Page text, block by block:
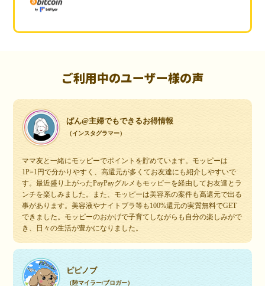
ご利用中のユーザー様の声
ぱん@主婦でもできるお得情報
（インスタグラマー）
ママ友と一緒にモッピーでポイントを貯めています。モッピーは
1P=1円で分かりやすく、高還元が多くてお友達にも紹介しやすいで
す。最近盛り上がったPayPayグルメもモッピーを経由してお友達とラ
ンチを楽しみました。また、モッピーは美容系の案件も高還元で出る
事があります。美容液やナイトブラ等も100%還元の実質無料でGET
できました。モッピーのおかげで子育てしながらも自分の楽しみがで
き、日々の生活が豊かになりました。
ピピノブ
（陸マイラー/ブロガー）